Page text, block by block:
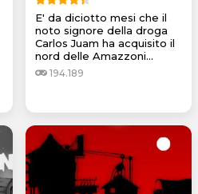
E' da diciotto mesi che il
noto signore della droga
Carlos Juam ha acquisito il
nord delle Amazzoni...
194.189